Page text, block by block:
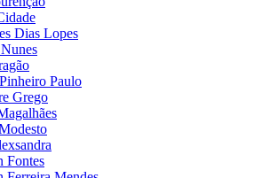
Dias Lopes
Paulo
Grego
Fontes